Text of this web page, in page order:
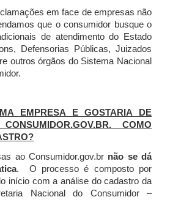
em face de empresas não
que o consumidor busque o
de atendimento do Estado
Defensorias Públicas, Juizados
outros órgãos do Sistema Nacional
EMPRESA E GOSTARIA DE
COMO
ao Consumidor.gov.br não se dá
. O processo é composto por
início com a análise do cadastro da
Nacional do Consumidor –